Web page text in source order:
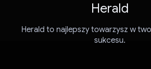
Herald
Herald to najlepszy towarzysz w
sukcesu.